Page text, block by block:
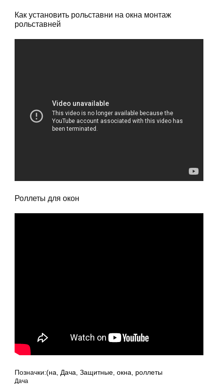
Как установить рольставни на окна монтаж
рольставней
Роллеты для окон
Позначки:(на Дача Защитные окна роллеты
Дача